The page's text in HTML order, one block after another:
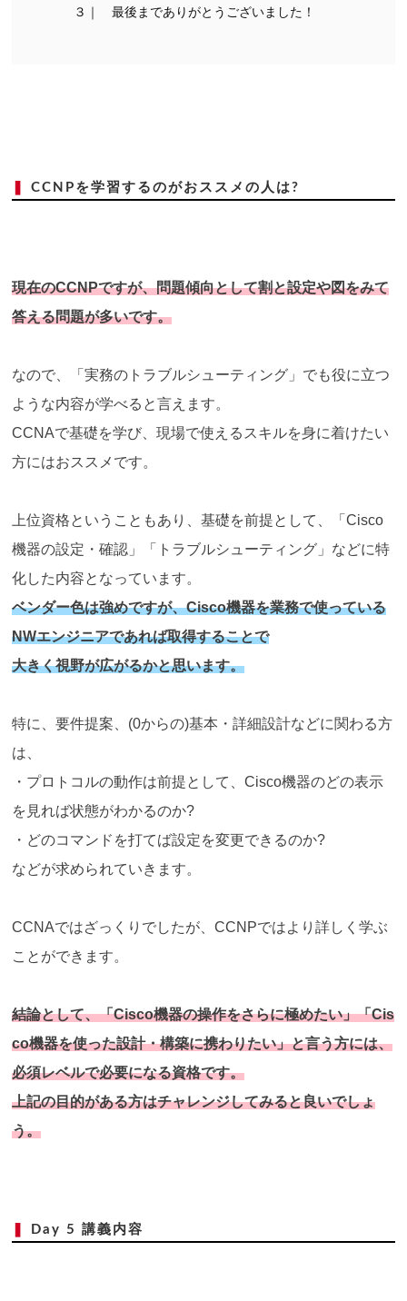
３｜ 最後までありがとうございました！
❚CCNPを学習するのがおススメの人は?
現在のCCNPですが、問題傾向として割と設定や図をみて
答える問題が多いです。
なので、「実務のトラブルシューティング」でも役に立つ
ような内容が学べると言えます。
CCNAで基礎を学び、現場で使えるスキルを身に着けたい
方にはおススメです。
上位資格ということもあり、基礎を前提として、「Cisco
機器の設定・確認」「トラブルシューティング」などに特
化した内容となっています。
ベンダー色は強めですが、Cisco機器を業務で使っている
NWエンジニアであれば取得することで
大きく視野が広がるかと思います。
特に、要件提案、(0からの)基本・詳細設計などに関わる方
は、
・プロトコルの動作は前提として、Cisco機器のどの表示
を見れば状態がわかるのか?
・どのコマンドを打てば設定を変更できるのか?
などが求められていきます。
CCNAではざっくりでしたが、CCNPではより詳しく学ぶ
ことができます。
結論として、「Cisco機器の操作をさらに極めたい」「Cis
co機器を使った設計・構築に携わりたい」と言う方には、
必須レベルで必要になる資格です。
上記の目的がある方はチャレンジしてみると良いでしょ
う。
Day 5 講義内容